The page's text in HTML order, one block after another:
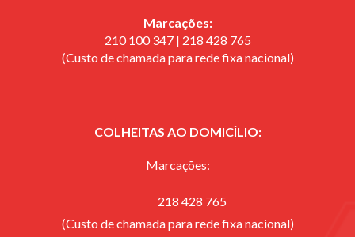
Marcações:
210 100 347 | 218 428 765
(Custo de chamada para rede fixa nacional)
COLHEITAS AO DOMICÍLIO:
Marcações:
218 428 765
(Custo de chamada para rede fixa nacional)